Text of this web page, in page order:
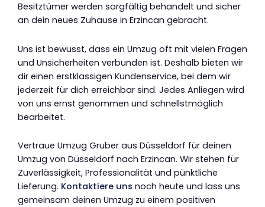
Besitztümer werden sorgfältig behandelt und sicher
an dein neues Zuhause in Erzincan gebracht.
Uns ist bewusst, dass ein Umzug oft mit vielen Fragen
und Unsicherheiten verbunden ist. Deshalb bieten wir
dir einen erstklassigen Kundenservice, bei dem wir
jederzeit für dich erreichbar sind. Jedes Anliegen wird
von uns ernst genommen und schnellstmöglich
bearbeitet.
Vertraue Umzug Gruber aus Düsseldorf für deinen
Umzug von Düsseldorf nach Erzincan. Wir stehen für
Zuverlässigkeit, Professionalität und pünktliche
Lieferung. Kontaktiere uns noch heute und lass uns
gemeinsam deinen Umzug zu einem positiven